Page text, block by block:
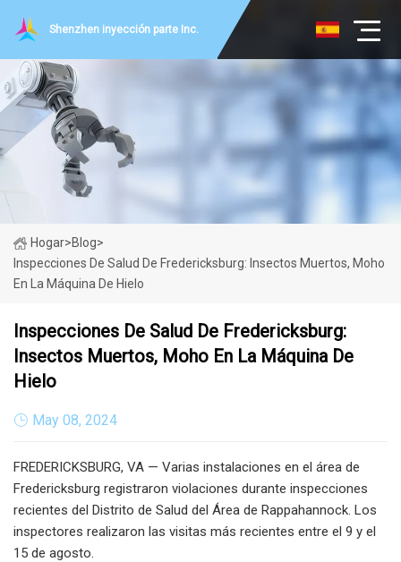
Shenzhen inyección parte Inc.
Hogar>Blog>
Inspecciones De Salud De Fredericksburg: Insectos Muertos, Moho
En La Máquina De Hielo
Inspecciones De Salud De Fredericksburg:
Insectos Muertos, Moho En La Máquina De
Hielo
May 08, 2024
FREDERICKSBURG, VA — Varias instalaciones en el área de
Fredericksburg registraron violaciones durante inspecciones
recientes del Distrito de Salud del Área de Rappahannock. Los
inspectores realizaron las visitas más recientes entre el 9 y el
15 de agosto.